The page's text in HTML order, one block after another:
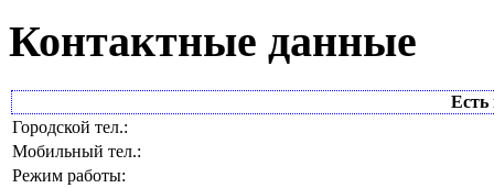
Контактные данные
Есть
Городской тел.:
Мобильный тел.:
Режим работы: